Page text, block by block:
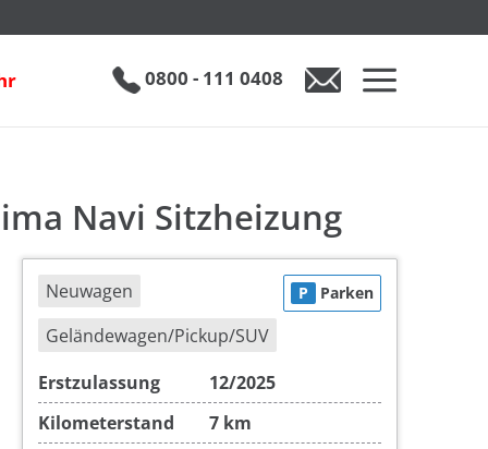
0800 - 111 0408
Hyundai Tucson 1.6 T-GDI N-Line Aut. 3-Zonen-Klima Navi Sitzheizung
Navi Sitzheizung
Neuwagen
Geländewagen/Pickup/SUV
P Parken
Erstzulassung
12/2025
Kilometerstand
7 km